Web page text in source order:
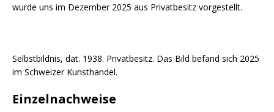
wurde uns im Dezember 2025 aus Privatbesitz vorgestellt.
Selbstbildnis, dat. 1938. Privatbesitz. Das Bild befand sich 2025
im Schweizer Kunsthandel.
Einzelnachweise